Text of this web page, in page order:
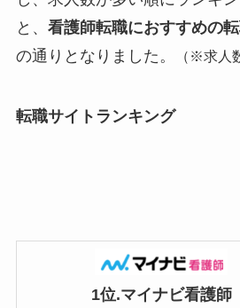
と、 看護師転職におすすめの
の通りとなりました。
（ ※求人
転職サイトランキング
1位.マイナビ看護師